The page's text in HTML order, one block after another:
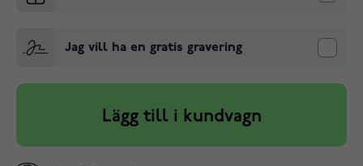
Jag vill ha en gratis gravering
Lägg till i kundvagn